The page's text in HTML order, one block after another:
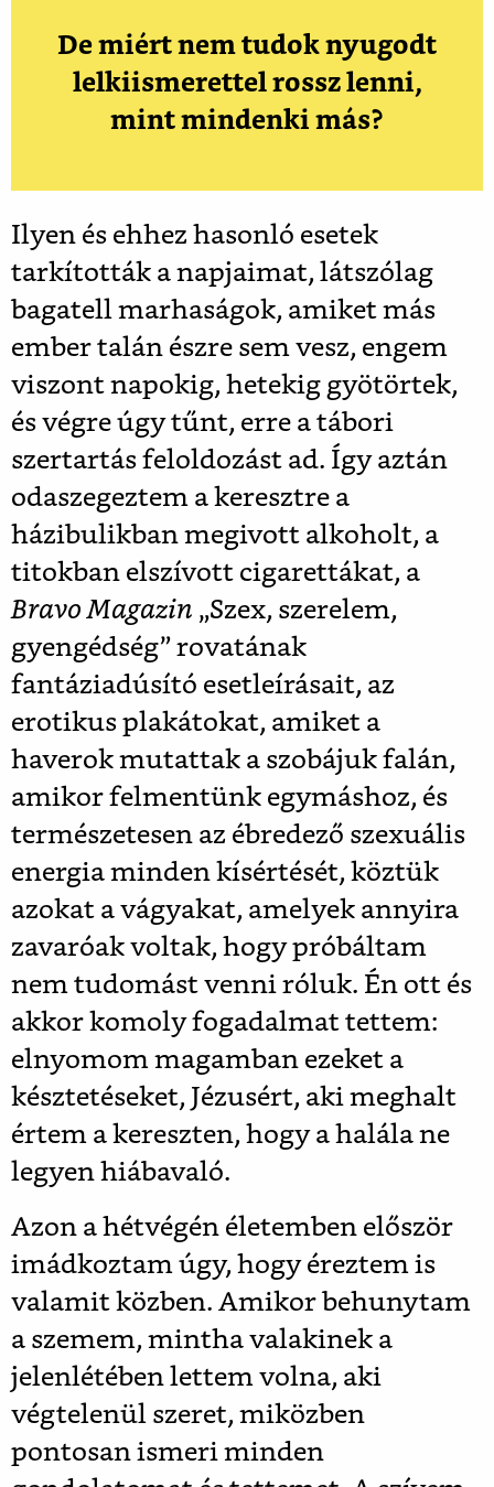
De miért nem tudok nyugodt
lelkiismerettel rossz lenni,
mint mindenki más?
Ilyen és ehhez hasonló esetek
tarkították a napjaimat, látszólag
bagatell marhaságok, amiket más
ember talán észre sem vesz, engem
viszont napokig, hetekig gyötörtek,
és végre úgy tűnt, erre a tábori
szertartás feloldozást ad. Így aztán
odaszegeztem a keresztre a
házibulikban megivott alkoholt, a
titokban elszívott cigarettákat, a
Bravo Magazin „Szex, szerelem,
gyengédség” rovatának
fantáziadúsító esetleírásait, az
erotikus plakátokat, amiket a
haverok mutattak a szobájuk falán,
amikor felmentünk egymáshoz, és
természetesen az ébredező szexuális
energia minden kísértését, köztük
azokat a vágyakat, amelyek annyira
zavaróak voltak, hogy próbáltam
nem tudomást venni róluk. Én ott és
akkor komoly fogadalmat tettem:
elnyomom magamban ezeket a
késztetéseket, Jézusért, aki meghalt
értem a kereszten, hogy a halála ne
legyen hiábavaló.
Azon a hétvégén életemben először
imádkoztam úgy, hogy éreztem is
valamit közben. Amikor behunytam
a szemem, mintha valakinek a
jelenlétében lettem volna, aki
végtelenül szeret, miközben
pontosan ismeri minden